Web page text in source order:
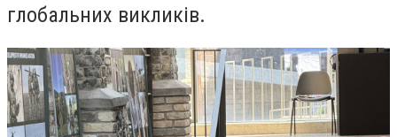
глобальних викликів.